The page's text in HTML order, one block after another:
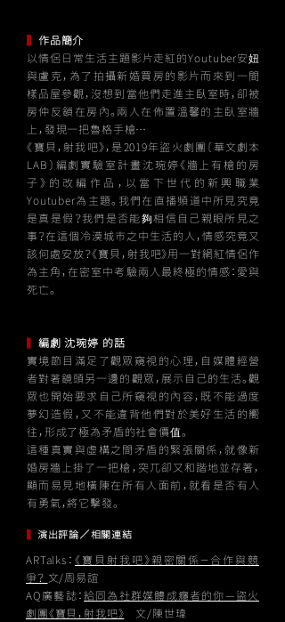
作品簡介
以情侶日常生活主題影片走紅的Youtuber安妞
與盧克，為了拍攝新婚買房的影片而來到一間
樣品屋參觀，沒想到當他們走進主臥室時，卻被
房仲反鎖在房內。兩人在佈置溫馨的主臥室牆
上，發現一把魯格手槍…
​《寶貝，射我吧》，是2019年盜火劇團〔華文劇本
LAB〕編劇實驗室計畫沈琬婷《牆上有槍的房
子》的改編作品，以當下世代的新興職業
Youtuber為主題。我們在直播頻道中所見究竟
是真是假？我們是否能夠相信自己親眼所見之
事？在這個冷漠城市之中生活的人，情感究竟又
該何處安放？《寶貝，射我吧》用一對網紅情侶作
為主角，在密室中考驗兩人最終極的情感：愛與
死亡。
▍ 編劇 沈琬婷 的話
實境節目滿足了觀眾窺視的心理，自媒體經營
者對著鏡頭另一邊的觀眾，展示自己的生活。觀
眾也開始要求自己所窺視的內容，既不能過度
夢幻造假，又不能違背他們對於美好生活的嚮
往，形成了極為矛盾的社會價值。
這種真實與虛構之間矛盾的緊張關係，就像新
婚房牆上掛了一把槍，突兀卻又和諧地並存著，
顯而易見地橫陳在所有人面前，就看是否有人
有勇氣，將它擊發。
演出評論／相關連結
ARTalks： 《寶貝射我吧》親密關係－合作與競
爭？ 文/周易誼
AQ廣藝誌：給同為社群媒體成癮者的你—盜火
劇團《寶貝，射我吧》
文/陳世瑋